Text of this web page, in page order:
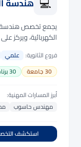
يجمع تخصص هندسة
الكهربائية، ويركز
فروع الثانوية: علمي
30جامعة 30
أبرز المسارات المهنية:
مهندس حاسوب
استكشف